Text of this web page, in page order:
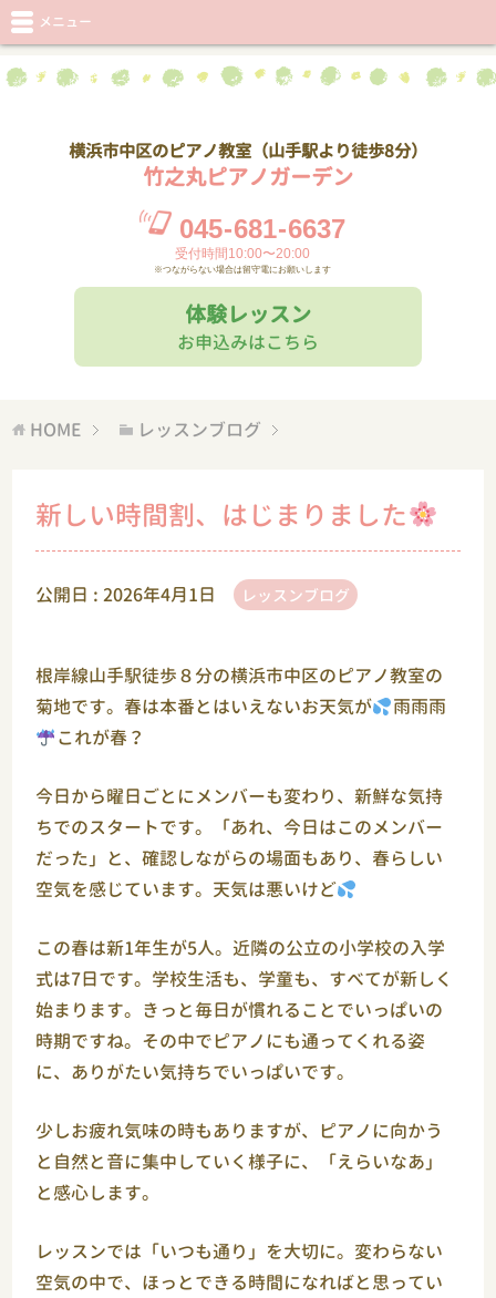
横浜市中区のピアノ教室（山手駅より徒歩8分）
竹之丸ピアノガーデン
045-681-6637
受付時間10:00〜20:00
※つながらない場合は留守電にお願いします
体験レッスン
お申込みはこちら
メニュー
HOME レッスンブログ
新しい時間割、はじまりました
公開日 :2026年4月1日 レッスンブログ
根岸線山手駅徒歩８分の横浜市中区のピアノ教室の
菊地です。春は本番とはいえないお天気が
雨雨雨
これが春？
今日から曜日ごとにメンバーも変わり、新鮮な気持
ちでのスタートです。「あれ、今日はこのメンバー
だった」と、確認しながらの場面もあり、春らしい
空気を感じています。天気は悪いけど
この春は新1年生が5人。近隣の公立の小学校の入学
式は7日です。学校生活も、学童も、すべてが新しく
始まります。きっと毎日が慣れることでいっぱいの
時期ですね。その中でピアノにも通ってくれる姿
に、ありがたい気持ちでいっぱいです。
少しお疲れ気味の時もありますが、ピアノに向かう
と自然と音に集中していく様子に、「えらいなあ」
と感心します。
レッスンでは「いつも通り」を大切に。変わらない
空気の中で、ほっとできる時間になればと思ってい